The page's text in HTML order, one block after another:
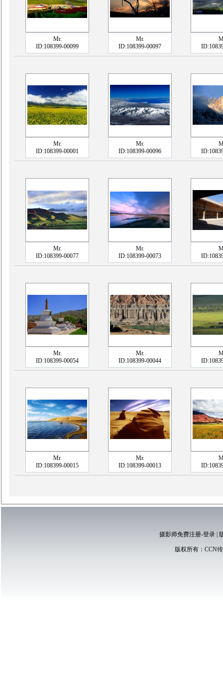
Mr.
ID:108399-00099
Mr.
ID:108399-00097
Mr.
ID:108399-00001
Mr.
ID:108399-00096
Mr.
ID:108399-00077
Mr.
ID:108399-00073
Mr.
ID:108399-00054
Mr.
ID:108399-00044
Mr.
ID:108399-00015
Mr.
ID:108399-00013
摄影师免费注册-登录|
版权所有： CCN